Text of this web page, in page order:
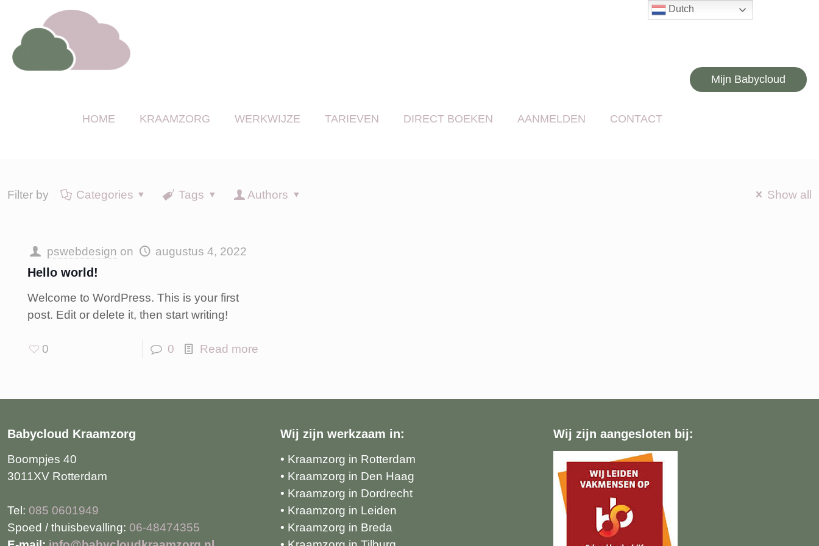
HOME KRAAMZORG WERKWIJZE TARIEVEN DIRECT BOEKEN AANMELDEN CONTACT
Mijn Babycloud
Filter by Categories Tags Authors Show all
pswebdesign on augustus 4, 2022
Hello world!
Welcome to WordPress. This is your first
post. Edit or delete it, then start writing!
0 0 Read more
Babycloud Kraamzorg
Boompjes 40
3011XV Rotterdam
Tel: 085 0601949
Spoed / thuisbevalling: 06-48474355
Wij zijn werkzaam in:
• Kraamzorg in Rotterdam
• Kraamzorg in Den Haag
• Kraamzorg in Dordrecht
• Kraamzorg in Leiden
• Kraamzorg in Breda
Wij zijn aangesloten bij:
Dutch